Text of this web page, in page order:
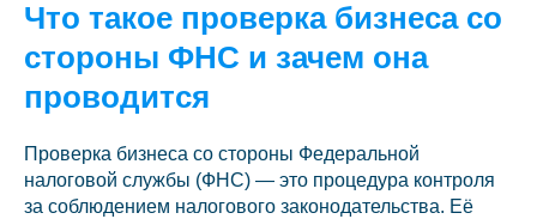
Что такое проверка бизнеса со
стороны ФНС и зачем она
проводится
Проверка бизнеса со стороны Федеральной
налоговой службы (ФНС) — это процедура контроля
за соблюдением налогового законодательства. Её